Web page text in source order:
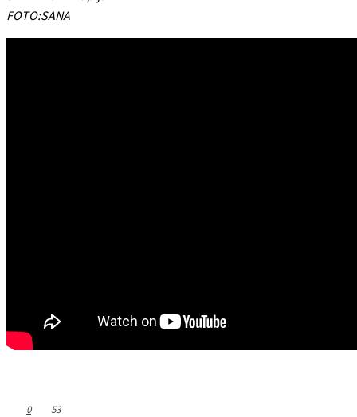
FOTO:SANA
0 53